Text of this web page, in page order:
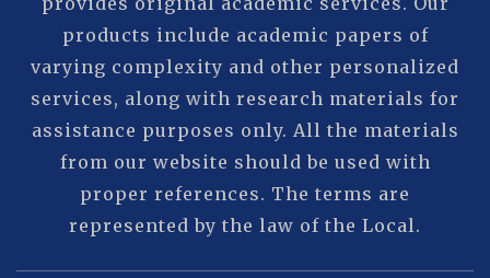
products include academic papers of
varying complexity and other personalized
services, along with research materials for
assistance purposes only. All the materials
from our website should be used with
proper references. The terms are
represented by the law of the Local.